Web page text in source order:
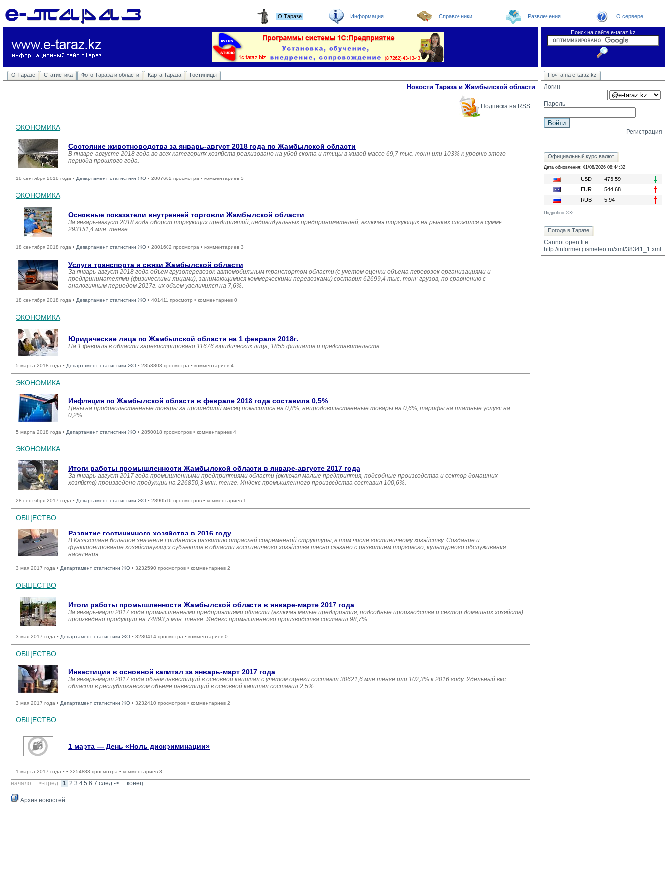
О Таразе Информация Справочники Развлечения О сервере
Поиск на сайте e-taraz.kz
О Таразе Статистика Фото Тараза и области Карта Тараза Гостиницы Новости Погода в Таразе
Телефоный справочник
Видеоконференция
Новости e-taraz
Новости Тараза и Жамбылской области
Подписка на RSS
ЭКОНОМИКА
Состояние животноводства за январь-август 2018 года по Жамбылской области
В январе-августе 2018 года во всех категориях хозяйств реализовано на убой скота и птицы в живой массе 69,7 тыс. тонн или 103% к уровню этого
периода прошлого года.
18 сентября 2018 года • Департамент статистики ЖО • 2807682 просмотра • комментариев 3
ЭКОНОМИКА
Основные показатели внутренней торговли Жамбылской области
За январь-август 2018 года оборот торгующих предприятий, индивидуальных предпринимателей, включая торгующих на рынках сложился в сумме
293151,4 млн. тенге.
18 сентября 2018 года • Департамент статистики ЖО • 2801602 просмотра • комментариев 3
Услуги транспорта и связи Жамбылской области
За январь-август 2018 года объем грузоперевозок автомобильным транспортом области (с учетом оценки объема перевозок организациями и
предпринимателями (физическими лицами), занимающимися коммерческими перевозками) составил 62699,4 тыс. тонн грузов, по сравнению с
аналогичным периодом 2017г. их объем увеличился на 7,6%.
18 сентября 2018 года • Департамент статистики ЖО • 401411 просмотр • комментариев 0
ЭКОНОМИКА
Юридические лица по Жамбылской области на 1 февраля 2018г.
На 1 февраля в области зарегистрировано 11676 юридических лица, 1855 филиалов и представительств.
5 марта 2018 года • Департамент статистики ЖО • 2853803 просмотра • комментариев 4
ЭКОНОМИКА
Инфляция по Жамбылской области в феврале 2018 года составила 0,5%
Цены на продовольственные товары за прошедший месяц повысились на 0,8%, непродовольственные товары на 0,6%, тарифы на платные услуги на
0,2%.
5 марта 2018 года • Департамент статистики ЖО • 2850018 просмотров • комментариев 4
ЭКОНОМИКА
Итоги работы промышленности Жамбылской области в январе-августе 2017 года
За январь-август 2017 года промышленными предприятиями области (включая малые предприятия, подсобные производства и сектор домашних
хозяйств) произведено продукции на 226850,3 млн. тенге. Индекс промышленного производства составил 100,6%.
28 сентября 2017 года • Департамент статистики ЖО • 2890516 просмотров • комментариев 1
ОБЩЕСТВО
Развитие гостиничного хозяйства в 2016 году
В Казахстане большое значение придается развитию отраслей современной структуры, в том числе гостиничному хозяйству. Создание и
функционирование хозяйствующих субъектов в области гостиничного хозяйства тесно связано с развитием торгового, культурного обслуживания
населения.
3 мая 2017 года • Департамент статистики ЖО • 3232590 просмотров • комментариев 2
ОБЩЕСТВО
Итоги работы промышленности Жамбылской области в январе-марте 2017 года
За январь-март 2017 года промышленными предприятиями области (включая малые предприятия, подсобные производства и сектор домашних хозяйств)
произведено продукции на 74893,5 млн. тенге. Индекс промышленного производства составил 98,7%.
3 мая 2017 года • Департамент статистики ЖО • 3230414 просмотра • комментариев 0
ОБЩЕСТВО
Инвестиции в основной капитал за январь-март 2017 года
За январь-март 2017 года объем инвестиций в основной капитал с учетом оценки составил 30621,6 млн.тенге или 102,3% к 2016 году. Удельный вес
области в республиканском объеме инвестиций в основной капитал составил 2,5%.
3 мая 2017 года • Департамент статистики ЖО • 3232410 просмотров • комментариев 2
ОБЩЕСТВО
1 марта — День «Ноль дискриминации»
1 марта 2017 года • • 3254883 просмотра • комментариев 3
начало ... <-пред. 1 2 3 4 5 6 7 след.-> ... конец
Архив новостей
Почта на e-taraz.kz
Логин
Пароль
Регистрация
Официальный курс валют
Дата обновления: 01/08/2026 08:44:32
USD
473.59
EUR
544.68
RUB
5.94
Подробно >>>
Погода в Таразе
Cannot open file
http://informer.gismeteo.ru/xml/38341_1.xml